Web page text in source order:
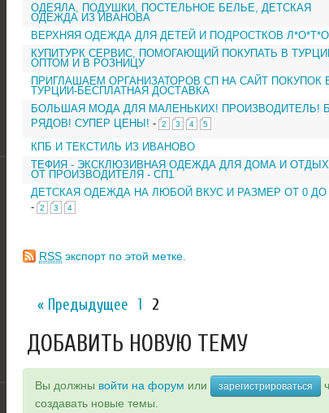
ОДЕЯЛА, ПОДУШКИ, ПОСТЕЛЬНОЕ БЕЛЬЕ, ДЕТСКАЯ
ОДЕЖДА ИЗ ИВАНОВА
ВЕРХНЯЯ ОДЕЖДА ДЛЯ ДЕТЕЙ И ПОДРОСТКОВ Л*О*Т*О
КУПИТУРК СЕРВИС, ПОМОГАЮЩИЙ ПОКУПАТЬ В
ОПТОМ И В РОЗНИЦУ
ПРИГЛАШАЕМ ОРГАНИЗАТОРОВ СП НА САЙТ ПОКУПОК
ТУРЦИИ-БЕСПЛАТНАЯ ДОСТАВКА
БОЛЬШАЯ МОДА ДЛЯ МАЛЕНЬКИХ! ПРОИЗВОДИТЕЛЬ!
РЯДОВ! СУПЕР ЦЕНЫ! - 2 3 4 5
КПБ И ТЕКСТИЛЬ ИЗ ИВАНОВО
ТЕФИЯ - ЭКСКЛЮЗИВНАЯ ОДЕЖДА ДЛЯ ДОМА И
ОТ ПРОИЗВОДИТЕЛЯ - СП1
ДЕТСКАЯ ОДЕЖДА НА ЛЮБОЙ ВКУС И РАЗМЕР ОТ 0 ДО
-
2 3 4
RSS экспорт по этой метке.
« Предыдущее 1 2
ДОБАВИТЬ НОВУЮ ТЕМУ
Вы должны войти на форум или зарегистрироваться
создавать новые темы.